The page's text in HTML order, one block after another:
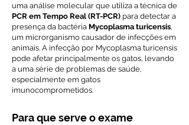
uma análise molecular que utiliza a técnica de
PCR em Tempo Real (RT-PCR) para detectar a
presença da bactéria Mycoplasma turicensis,
um microrganismo causador de infecções em
animais. A infecção por Mycoplasma turicensis
pode afetar principalmente os gatos, levando
a uma série de problemas de saúde,
especialmente em gatos
imunocomprometidos.
Para que serve o exame